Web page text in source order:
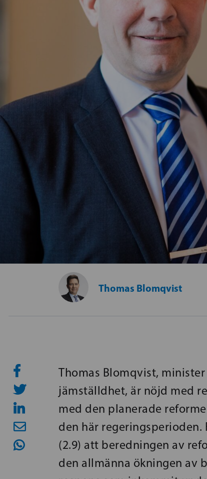
Thomas Blomqvist
Thomas Blomqvist,
jämställdhet, är nöjd med
med den planerade
den här
(2.9) att beredningen av
den allmänna ökningen av